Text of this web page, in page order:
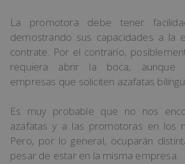
La promotora debe tener
demostrando sus capacidades a la
contrate. Por el contrario,
requiera abrir la boca, aunque
empresas que soliciten azafatas
Es muy probable que no nos
azafatas y a las promotoras en los
Pero, por lo general, ocuparán
pesar de estar en la misma empresa.